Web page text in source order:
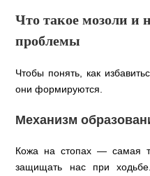
Что такое мозоли
проблемы
Чтобы понять, как
они формируются.
Механизм
Кожа на стопах — самая
защищать нас при